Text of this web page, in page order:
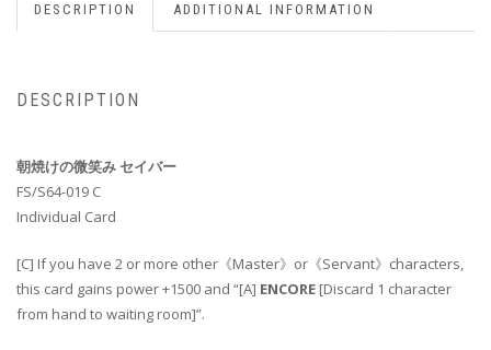
DESCRIPTION ADDITIONAL INFORMATION
DESCRIPTION
朝焼けの微笑み セイバー
FS/S64-019 C
Individual Card
[C] If you have 2 or more other《Master》or《Servant》characters,
this card gains power +1500 and “[A] ENCORE [Discard 1 character
from hand to waiting room]”.